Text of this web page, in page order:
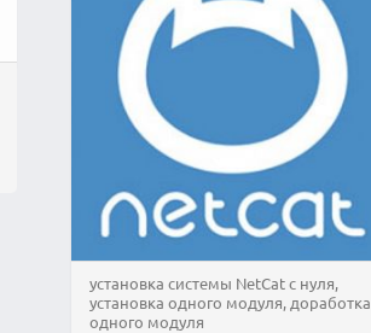
установка системы NetCat с нуля,
установка одного модуля, доработка
одного модуля